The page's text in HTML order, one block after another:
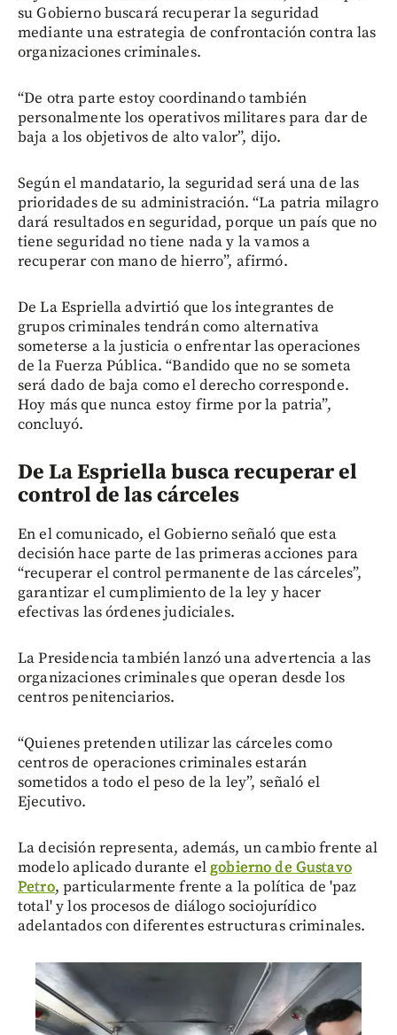
su Gobierno buscará recuperar la seguridad
mediante una estrategia de confrontación contra las
organizaciones criminales.
“De otra parte estoy coordinando también
personalmente los operativos militares para dar de
baja a los objetivos de alto valor”, dijo.
Según el mandatario, la seguridad será una de las
prioridades de su administración. “La patria milagro
dará resultados en seguridad, porque un país que no
tiene seguridad no tiene nada y la vamos a
recuperar con mano de hierro”, afirmó.
De La Espriella advirtió que los integrantes de
grupos criminales tendrán como alternativa
someterse a la justicia o enfrentar las operaciones
de la Fuerza Pública. “Bandido que no se someta
será dado de baja como el derecho corresponde.
Hoy más que nunca estoy firme por la patria”,
concluyó.
De La Espriella busca recuperar el
control de las cárceles
En el comunicado, el Gobierno señaló que esta
decisión hace parte de las primeras acciones para
“recuperar el control permanente de las cárceles”,
garantizar el cumplimiento de la ley y hacer
efectivas las órdenes judiciales.
La Presidencia también lanzó una advertencia a las
organizaciones criminales que operan desde los
centros penitenciarios.
“Quienes pretenden utilizar las cárceles como
centros de operaciones criminales estarán
sometidos a todo el peso de la ley”, señaló el
Ejecutivo.
La decisión representa, además, un cambio frente al
modelo aplicado durante el gobierno de Gustavo
Petro, particularmente frente a la política de 'paz
total' y los procesos de diálogo sociojurídico
adelantados con diferentes estructuras criminales.